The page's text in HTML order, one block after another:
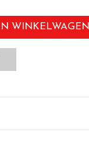
WINKELWAGEN